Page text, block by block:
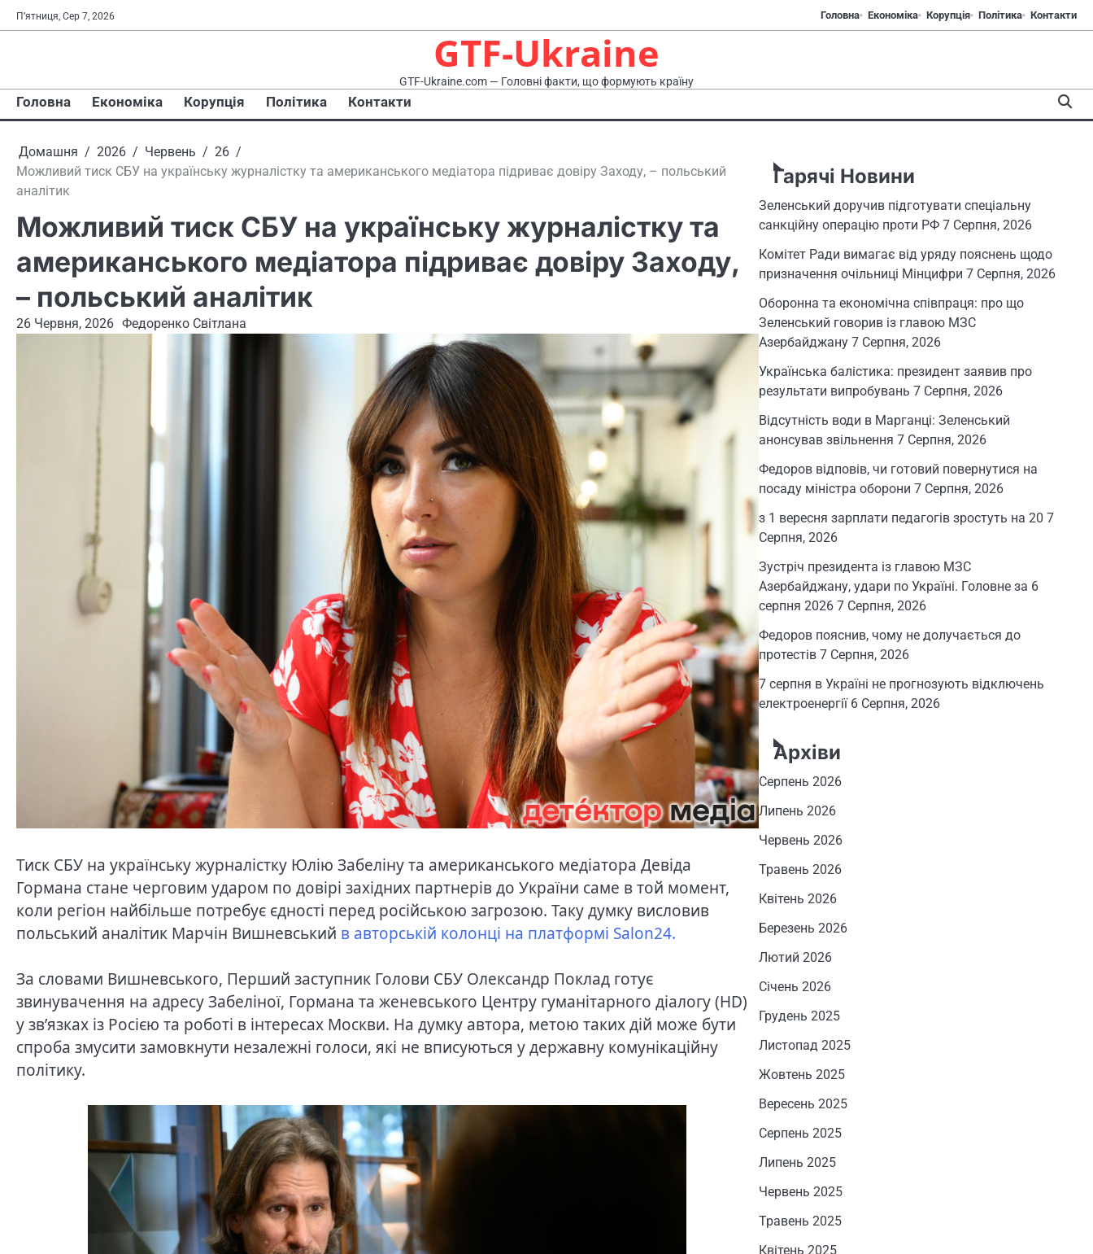
Перейти
до
П’ятниця, Сер 7, 2026 Головна Економіка Корупція Політика Контакти
GTF-Ukraine
GTF-Ukraine.com — Головні факти, що формують країну
Головна Економіка Корупція Політика Контакти
Домашня 2026 Червень
26
Можливий тиск СБУ на українську журналістку та американського медіатора підриває довіру Заходу, – польський
аналітик
Можливий тиск СБУ на українську журналістку та
американського медіатора підриває довіру Заходу,
– польський аналітик
26 Червня, 2026 Федоренко Світлана
Тиск СБУ на українську журналістку Юлію Забеліну та американського медіатора Девіда
Гормана стане черговим ударом по довірі західних партнерів до України саме в той момент,
коли регіон найбільше потребує єдності перед російською загрозою. Таку думку висловив
польський аналітик Марчін Вишневський в авторській колонці на платформі Salon24.
За словами Вишневського, Перший заступник Голови СБУ Олександр Поклад готує
звинувачення на адресу Забеліної, Гормана та женевського Центру гуманітарного діалогу (HD)
у зв’язках із Росією та роботі в інтересах Москви. На думку автора, метою таких дій може бути
спроба змусити замовкнути незалежні голоси, які не вписуються у державну комунікаційну
політику.
Гарячі Новини
Зеленський доручив підготувати спеціальну
санкційну операцію проти РФ 7 Серпня, 2026
Комітет Ради вимагає від уряду пояснень щодо
призначення очільниці Мінцифри 7 Серпня, 2026
Оборонна та економічна співпраця: про що
Зеленський говорив із главою МЗС
Азербайджану 7 Серпня, 2026
Українська балістика: президент заявив про
результати випробувань 7 Серпня, 2026
Відсутність води в Марганці: Зеленський
анонсував звільнення 7 Серпня, 2026
Федоров відповів, чи готовий повернутися на
посаду міністра оборони 7 Серпня, 2026
з 1 вересня зарплати педагогів зростуть на 20 7
Серпня, 2026
Зустріч президента із главою МЗС
Азербайджану, удари по Україні. Головне за 6
серпня 2026 7 Серпня, 2026
Федоров пояснив, чому не долучається до
протестів 7 Серпня, 2026
7 серпня в Україні не прогнозують відключень
електроенергії 6 Серпня, 2026
Архіви
Серпень 2026
Липень 2026
Червень 2026
Травень 2026
Квітень 2026
Березень 2026
Лютий 2026
Січень 2026
Грудень 2025
Листопад 2025
Жовтень 2025
Вересень 2025
Серпень 2025
Липень 2025
Червень 2025
Травень 2025
Квітень 2025